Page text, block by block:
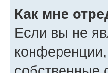
Как мне
Если вы не